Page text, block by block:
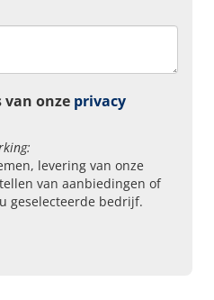
van onze privacy
levering van onze
van aanbiedingen of
geselecteerde bedrijf.